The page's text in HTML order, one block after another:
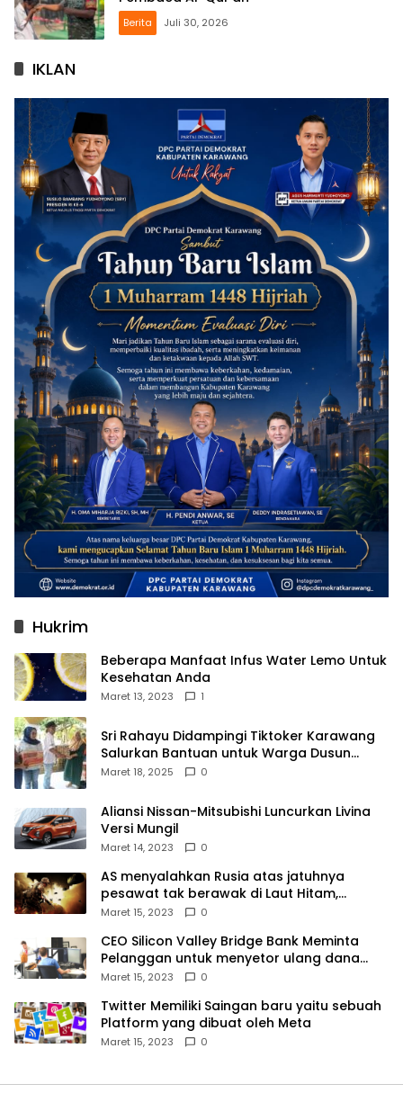
Berita Juli 30, 2026
IKLAN
Hukrim
Beberapa Manfaat Infus Water Lemo Untuk
Kesehatan Anda
Maret 13, 2023 1
Sri Rahayu Didampingi Tiktoker Karawang
Salurkan Bantuan untuk Warga Dusun
Kampek Desa Karangligar
Maret 18, 2025 0
Aliansi Nissan-Mitsubishi Luncurkan Livina
Versi Mungil
Maret 14, 2023 0
AS menyalahkan Rusia atas jatuhnya
pesawat tak berawak di Laut Hitam,
Moskow menyangkal
Maret 15, 2023 0
CEO Silicon Valley Bridge Bank Meminta
Pelanggan untuk menyetor ulang dana
Mereka
Maret 15, 2023 0
Twitter Memiliki Saingan baru yaitu sebuah
Platform yang dibuat oleh Meta
Maret 15, 2023 0